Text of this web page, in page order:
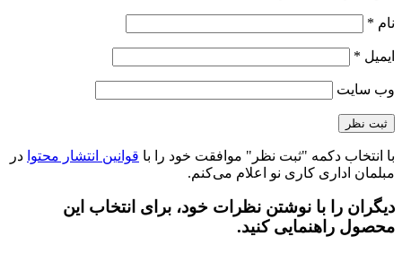
نام *
ایمیل *
وب‌ سایت
با انتخاب دکمه "ثبت نظر" موافقت خود را با قوانین انتشار محتوا در
مبلمان اداری کاری نو اعلام می‌کنم.
دیگران را با نوشتن نظرات خود، برای انتخاب این
محصول راهنمایی کنید.